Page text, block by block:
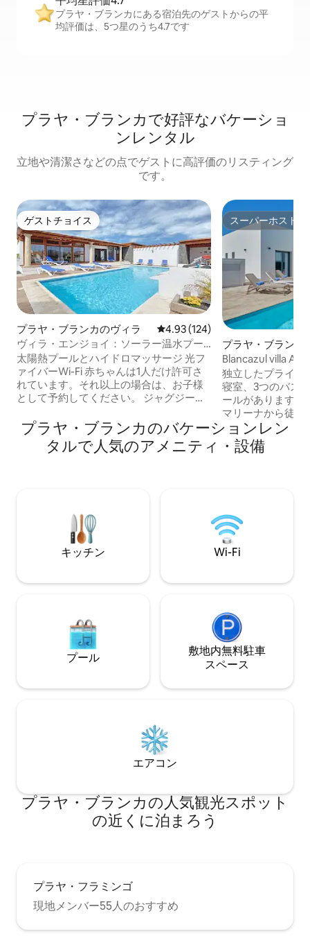
プラヤ・ブランカにある宿泊先のゲストからの平
均評価は、5つ星のうち4.7です
プラヤ・ブランカで好評なバケーショ
ンレンタル
立地や清潔さなどの点でゲストに高評価のリスティング
です。
ゲストチョイス
ゲストチョイス
プラヤ・ブランカのヴィラ レビュー124件、5つ星中4.93つ
4.93 (124)
ヴィラ・エンジョイ：ソーラー温水プー
ル＆素晴らしい庭
太陽熱プールとハイドロマッサージ 光フ
ァイバーWi-Fi 赤ちゃんは1人だけ許可さ
れています。それ以上の場合は、お子様
として予約してください。 ジャグジー付
室7部屋+浴室5部屋（本館内に寝室4部屋
+浴室2部屋/別館：寝室3部屋、バスルー
ム付き） ビリヤード台とダーツを備えた
（別館を含む280 m2 ） 車の推奨
スーパーホスト
スーパーホスト
プラヤ・ブランカ
Blancazul villa
独立したプライベ
寝室、3つのバス
ールがあります。 マリーナ・ルビコン・
マリーナから徒歩
す。 駐車場、サンルーム、Wi-Fi、バーベ
キュー、卓球、
ム、エアコン、暖房
広々としたプライ
みください。 お客様のお越しをお待ちし
ております！
プラヤ・ブランカのバケーションレン
タルで人気のアメニティ・設備
キッチン Wi-Fi
プール
敷地内無料駐⁠車
ス⁠ペ⁠ー⁠ス
エアコン
プラヤ・ブランカの人気観光スポット
の近くに泊まろう
プラヤ・フラミンゴ
現地メンバー55人のおすすめ